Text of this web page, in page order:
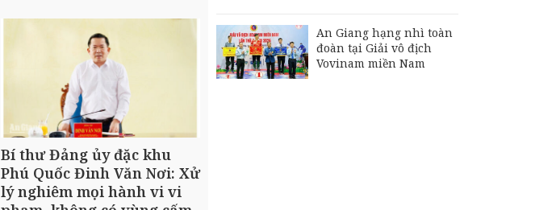
Bí thư Đảng ủy đặc khu
Phú Quốc Đinh Văn Nơi: Xử
lý nghiêm mọi hành vi vi
An Giang hạng nhì toàn
đoàn tại Giải vô địch
Vovinam miền Nam